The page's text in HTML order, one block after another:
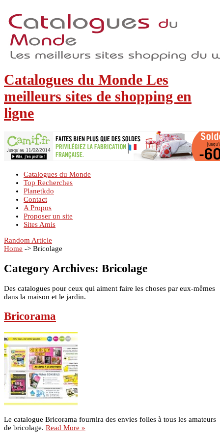
Catalogues du Monde Les
meilleurs sites de shopping en
ligne
Catalogues du Monde
Top Recherches
Planetkdo
Contact
A Propos
Proposer un site
Sites Amis
Random Article
Home -> Bricolage
Category Archives: Bricolage
Des catalogues pour ceux qui aiment faire les choses par eux-mêmes
dans la maison et le jardin.
Bricorama
Le catalogue Bricorama fournira des envies folles à tous les amateurs
de bricolage. Read More »